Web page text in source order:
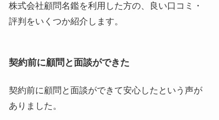
株式会社顧問名鑑を利用した方の、良い口コミ・
評判をいくつか紹介します。
契約前に顧問と面談ができた
契約前に顧問と面談ができて安心したという声が
ありました。